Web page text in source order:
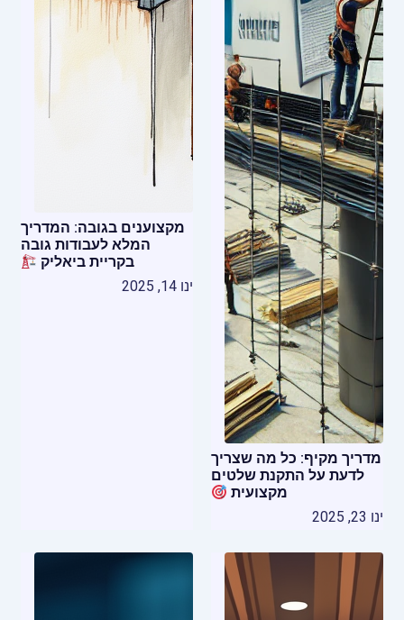
מדריך מקיף: כל מה שצריך
לדעת על התקנת שלטים
מקצועית
ינו 23, 2025
מקצוענים בגובה: המדריך
המלא לעבודות גובה
בקריית ביאליק
ינו 14, 2025